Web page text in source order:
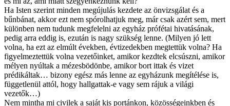
Ha Isten szerint minden megújulás kezdete az önvizsgálat és a
bűnbánat, akkor ezt nem spórolhatjuk meg, már csak azért sem, mert
különben nem tudunk megfelelni az egyház prófétai hivatásának,
pedig arra eddig is, ezután is nagy szükség lenne. (Milyen jó lett
volna, ha ezt az elmúlt években, évtizedekben megtettük volna? Ha
figyelmeztettük volna vezetőinket, amikor kezdtek elcsúszni, amikor
mélyen nyúltak a mézesbödönbe, amikor bort ittak és vizet
prédikáltak… bizony egész más lenne az egyházunk megítélése is,
függetlenül attól, hogy hallgattak-e vagy sem rájuk a világi
vezetők…)
Nem mintha mi civilek a saját kis portánkon, közösségeinkben és